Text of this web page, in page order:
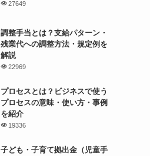
27649
調整手当とは？支給パターン・
残業代への調整方法・規定例を
解説
22969
プロセスとは？ビジネスで使う
プロセスの意味・使い方・事例
を紹介
19336
子ども・子育て拠出金（児童手